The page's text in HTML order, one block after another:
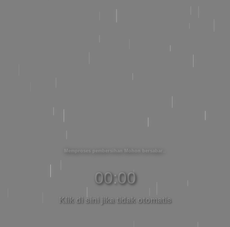
Memproses pembersihan Mohon bersabar
00:00
Klik di sini jika tidak otomatis